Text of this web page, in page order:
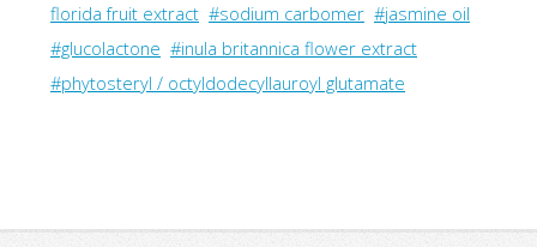
florida fruit extract #sodium carbomer #jasmine oil
#glucolactone #inula britannica flower extract
#phytosteryl / octyldodecyllauroyl glutamate